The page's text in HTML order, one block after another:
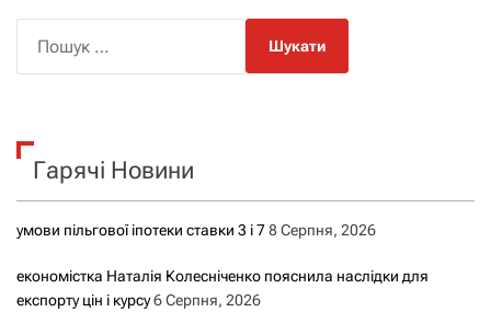
к
Гарячі Новини
умови пільгової іпотеки ставки 3 і 78 Серпня, 2026
економістка Наталія Колесніченко пояснила наслідки для
експорту цін і курсу6 Серпня, 2026